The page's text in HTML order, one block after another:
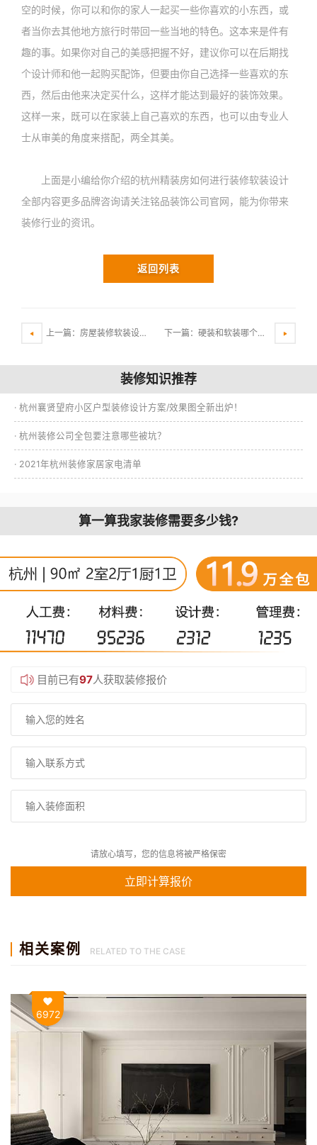
空的时候，你可以和你的家人一起买一些你喜欢的小东西，或
者当你去其他地方旅行时带回一些当地的特色。这本来是件有
趣的事。如果你对自己的美感把握不好，建议你可以在后期找
个设计师和他一起购买配饰，但要由你自己选择一些喜欢的东
西，然后由他来决定买什么，这样才能达到最好的装饰效果。
这样一来，既可以在家装上自己喜欢的东西，也可以由专业人
士从审美的角度来搭配，两全其美。
上面是小编给你介绍的杭州精装房如何进行装修软装设计
全部内容更多品牌咨询请关注铭品装饰公司官网，能为你带来
装修行业的资讯。
返回列表
上一篇：房屋装修软装设计中有哪些搭配技巧？ 下一篇：硬装和软装哪个贵?杭州硬装装修注意要点
装修知识推荐
· 杭州襄贤望府小区户型装修设计方案/效果图全新出炉！
· 杭州装修公司全包要注意哪些被坑？
· 2021年杭州装修家居家电清单
算一算我家装修需要多少钱?
目前已有97人获取装修报价
请放心填写，您的信息将被严格保密
相关案例 RELATED TO THE CASE
6972